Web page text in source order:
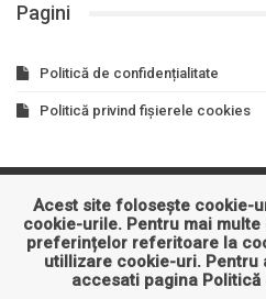
Pagini
Politică de confidențialitate
Politică privind fișierele cookies
Asigurari Auto Business
Educatie
Entertainment
Sanatate
Acest site folosește cookie-
cookie-urile. Pentru mai
preferințelor referitoare la
utillizare cookie-uri. Pentru
accesati pagina Politică